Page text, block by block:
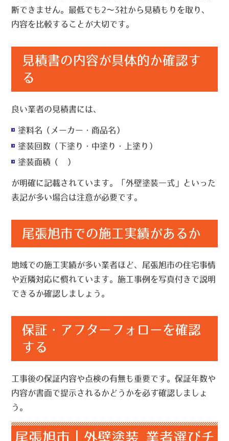
断できません。最低でも2〜3社から見積もりを取り、
内容を比較することが大切です。
見積書の内容が具体的か確認す
る
良い業者の見積書には、
塗料名（メーカー・商品名）
塗装回数（下塗り・中塗り・上塗り）
塗装面積（㎡）
が明確に記載されています。「外壁塗装一式」といった
表記が多い場合は注意が必要です。
尾張旭市での施工実績があるか
地域での施工実績が多い業者ほど、尾張旭市の住宅事情
や近隣対応に慣れています。施工事例を写真付きで説明
できるか確認しましょう。
保証・アフターフォローを確認
する
工事後の保証内容や点検の有無も重要です。保証年数や
内容が書面で提示されるかどうかを必ず確認しましょ
う。
尾張旭市｜外壁塗装 業者選びチ